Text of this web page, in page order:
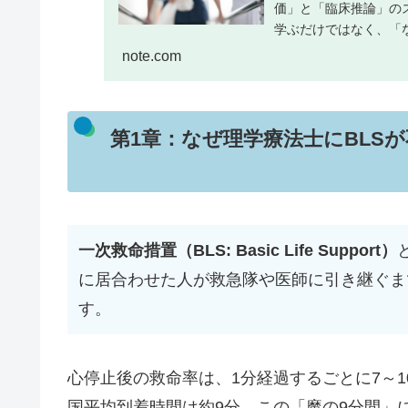
価」と「臨床推論」の
学ぶだけではなく、「
note.com
第1章：なぜ理学療法士にBLS
一次救命措置（BLS: Basic Life Support）
に居合わせた人が救急隊や医師に引き継ぐ
す。
心停止後の救命率は、1分経過するごとに7